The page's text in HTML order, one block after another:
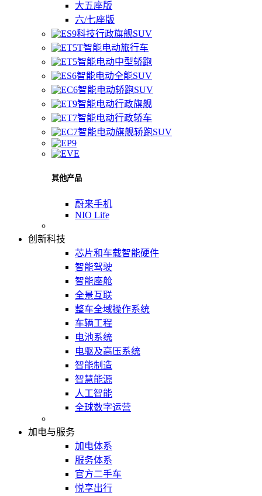
大五座版
六/七座版
科技行政旗舰SUV
智能电动旅行车
智能电动中型轿跑
智能电动全能SUV
智能电动轿跑SUV
智能电动行政旗舰
智能电动行政轿车
智能电动旗舰轿跑SUV
其他产品
蔚来手机
NIO Life
创新科技
芯片和车载智能硬件
智能驾驶
智能座舱
全景互联
整车全域操作系统
车辆工程
电池系统
电驱及高压系统
智能制造
智慧能源
人工智能
全球数字运营
加电与服务
加电体系
服务体系
官方二手车
悦享出行